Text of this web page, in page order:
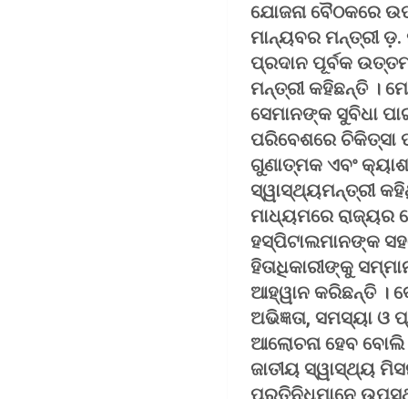
ଯୋଜନା ବୈଠକରେ
ମାନ୍ୟବର ମନ୍ତ୍ରୀ
ପ୍ରଦାନ ପୂର୍ବକ
ମନ୍ତ୍ରୀ କହିଛନ୍ତି ।
ସେମାନଙ୍କ ସୁବିଧା
ପରିବେଶରେ ଚିକିତ୍ସା
ଗୁଣାତ୍ମକ ଏବଂ
ସ୍ୱାସ୍ଥ୍ୟମନ୍ତ୍ରୀ
ମାଧ୍ୟମରେ ରାଜ୍ୟର
ହସ୍ପିଟାଲମାନଙ୍କ
ହିତାଧିକାରୀଙ୍କୁ
ଆହ୍ୱାନ କରିଛନ୍ତି ।
ଅଭିଜ୍ଞତା, ସମସ୍ୟା
ଆଲୋଚନା ହେବ ବୋଲି
ଜାତୀୟ ସ୍ୱାସ୍ଥ୍ୟ
ପ୍ରତିନିଧିମାନେ